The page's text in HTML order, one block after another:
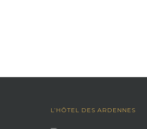
L’HÔTEL DES ARDENNES